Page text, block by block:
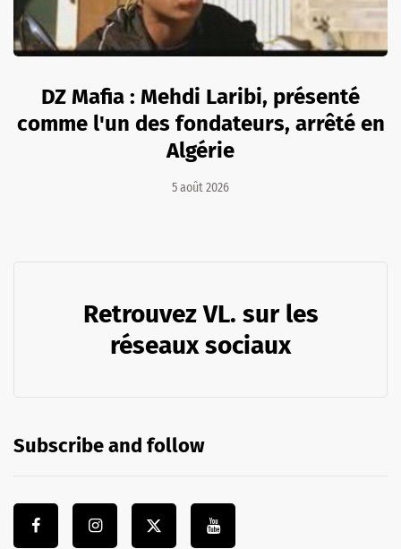
DZ Mafia : Mehdi Laribi, présenté
comme l'un des fondateurs, arrêté en
Algérie
5 août 2026
Retrouvez VL. sur les
réseaux sociaux
Subscribe and follow